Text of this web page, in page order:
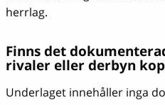
herrlag.
Finns det
rivaler eller derbyn
Underlaget innehåller inga